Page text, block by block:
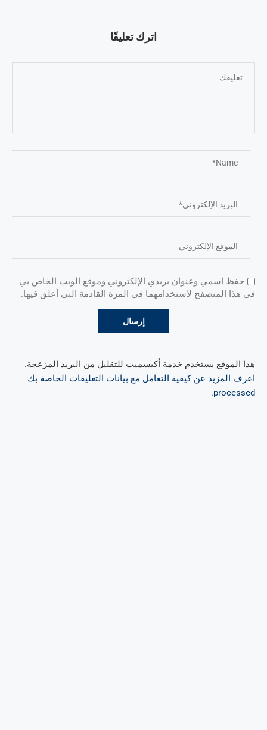
اترك تعليقًا
حفظ اسمي وعنوان بريدي الإلكتروني وموقع الويب الخاص بي
في هذا المتصفح لاستخدامهما في المرة القادمة التي أعلق فيها.
هذا الموقع يستخدم خدمة أكيسميت للتقليل من البريد المزعجة.
اعرف المزيد عن كيفية التعامل مع بيانات التعليقات الخاصة بك
processed
.